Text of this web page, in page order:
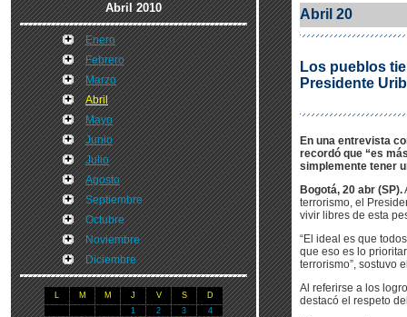
Abril 2010
Enero
Febrero
Marzo
Abril
Mayo
Junio
Julio
Agosto
Septiembre
Octubre
Noviembre
Diciembre
L M M J V S
D
1
2 3
4
Abril 20
Los pueblos
Presidente
En una entrevista
recordó que “es
simplemente tener
Bogotá, 20 abr (SP).
terrorismo, el
vivir libres de esta
“El ideal es que
que eso es lo
terrorismo”, sostuvo
Al referirse a los
destacó el respeto